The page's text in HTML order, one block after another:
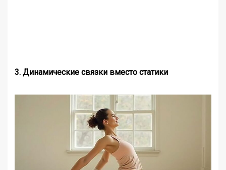
3. Динамические связки вместо статики